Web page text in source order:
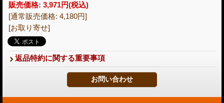
販売価格: 3,971円(税込)
[通常販売価格: 4,180円]
[お取り寄せ]
返品特約に関する重要事項